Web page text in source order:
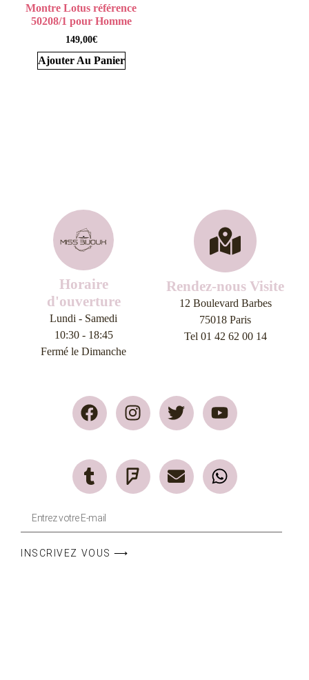
Montre Lotus référence
50208/1 pour Homme
149,00€
Ajouter Au Panier
Horaire
d'ouverture
Lundi - Samedi
10:30 - 18:45
Fermé le Dimanche
Rendez-nous Visite
12 Boulevard Barbes
75018 Paris
Tel 01 42 62 00 14
INSCRIVEZ VOUS ⟶